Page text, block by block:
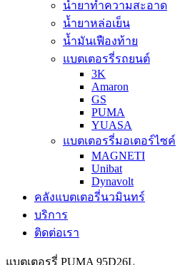
น้ำยาทำความสะอาด
น้ำยาหล่อเย็น
น้ำมันเฟืองท้าย
แบตเตอรรี่รถยนต์
3K
Amaron
GS
PUMA
YUASA
แบตเตอรรี่มอเตอร์ไซค์
MAGNETI
Unibat
Dynavolt
คลังแบตเตอรี่นวมินทร์
บริการ
ติดต่อเรา
แบตเตอรรี่ PUMA 95D26L